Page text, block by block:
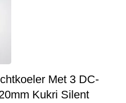
Met 3 DC-
Kukri Silent